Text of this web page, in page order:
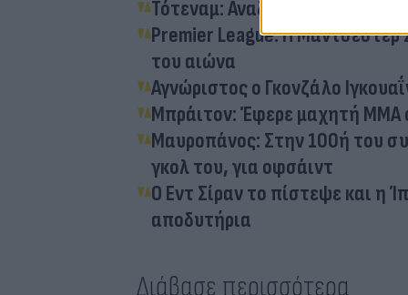
Τότεναμ: Αναζητά... ψυχολόγο
Premier League: Η Μάντσεστερ
του αιώνα
Αγνώριστος ο Γκονζάλο
Μπράιτον: Έφερε μαχητή ΜΜΑ
Μαυροπάνος: Στην 100ή του
γκολ του, για οφσάιντ
Ο Εντ Σίραν το πίστεψε και η
αποδυτήρια
Διάβασε περισσότερα